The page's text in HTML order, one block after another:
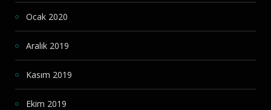
Ocak 2020
Aralık 2019
Kasım 2019
Ekim 2019